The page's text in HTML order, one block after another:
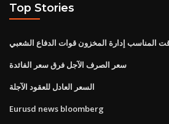
Top Stories
المناسب إدارة المخزون قوات الدفاع الشعبي
سعر الصرف الآجل فرق سعر الفائدة
السعر العادل للعقود الآجلة
Eurusd news bloomberg